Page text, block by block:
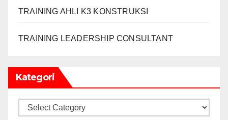
TRAINING AHLI K3 KONSTRUKSI
TRAINING LEADERSHIP CONSULTANT
Kategori
Kategori